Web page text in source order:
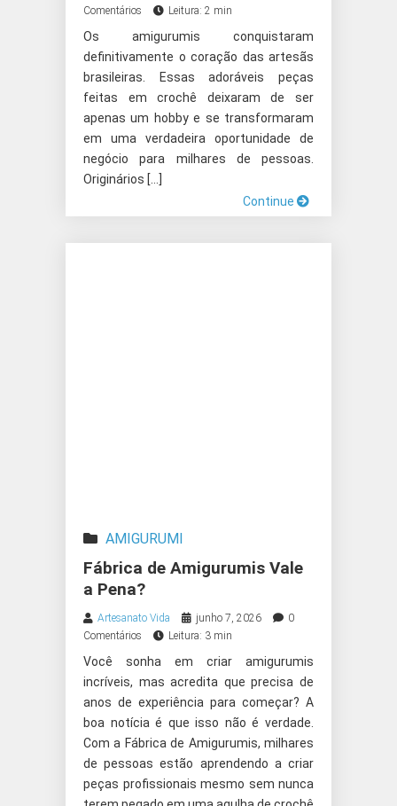
Comentários
Leitura: 2 min
Os amigurumis conquistaram
definitivamente o coração das artesãs
brasileiras. Essas adoráveis peças
feitas em crochê deixaram de ser
apenas um hobby e se transformaram
em uma verdadeira oportunidade de
negócio para milhares de pessoas.
Originários […]
Continue
AMIGURUMI
Fábrica de Amigurumis Vale
a Pena?
Artesanato Vida junho 7, 2026
0
Comentários
Leitura: 3 min
Você sonha em criar amigurumis
incríveis, mas acredita que precisa de
anos de experiência para começar? A
boa notícia é que isso não é verdade.
Com a Fábrica de Amigurumis, milhares
de pessoas estão aprendendo a criar
peças profissionais mesmo sem nunca